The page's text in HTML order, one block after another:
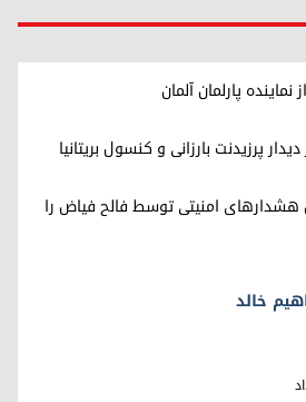
نماینده پارلمان آلمان
پرزیدنت بارزانی و کنسول بریتانیا
امنیتی توسط فالح فیاض را
خالد